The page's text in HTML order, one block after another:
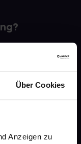
Über Cookies
Anzeigen zu